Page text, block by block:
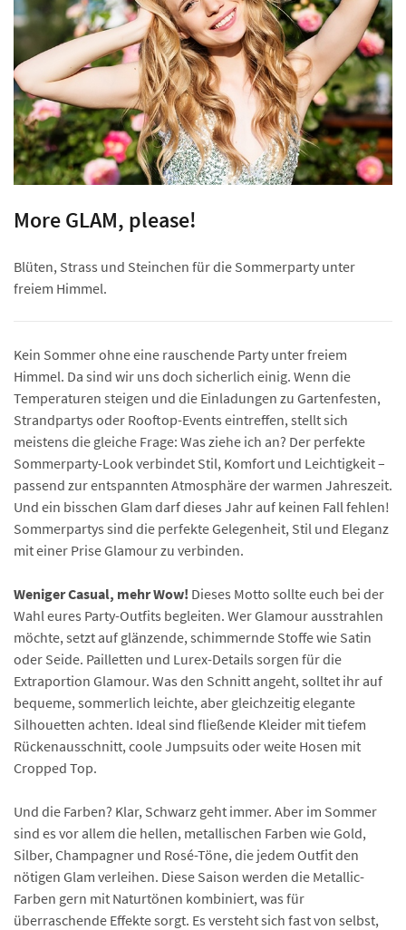
More GLAM, please!
Blüten, Strass und Steinchen für die Sommerparty unter
freiem Himmel.
Kein Sommer ohne eine rauschende Party unter freiem
Himmel. Da sind wir uns doch sicherlich einig. Wenn die
Temperaturen steigen und die Einladungen zu Gartenfesten,
Strandpartys oder Rooftop-Events eintreffen, stellt sich
meistens die gleiche Frage: Was ziehe ich an? Der perfekte
Sommerparty-Look verbindet Stil, Komfort und Leichtigkeit –
passend zur entspannten Atmosphäre der warmen Jahreszeit.
Und ein bisschen Glam darf dieses Jahr auf keinen Fall fehlen!
Sommerpartys sind die perfekte Gelegenheit, Stil und Eleganz
mit einer Prise Glamour zu verbinden.
Weniger Casual, mehr Wow! Dieses Motto sollte euch bei der
Wahl eures Party-Outfits begleiten. Wer Glamour ausstrahlen
möchte, setzt auf glänzende, schimmernde Stoffe wie Satin
oder Seide. Pailletten und Lurex-Details sorgen für die
Extraportion Glamour. Was den Schnitt angeht, solltet ihr auf
bequeme, sommerlich leichte, aber gleichzeitig elegante
Silhouetten achten. Ideal sind fließende Kleider mit tiefem
Rückenausschnitt, coole Jumpsuits oder weite Hosen mit
Cropped Top.
Und die Farben? Klar, Schwarz geht immer. Aber im Sommer
sind es vor allem die hellen, metallischen Farben wie Gold,
Silber, Champagner und Rosé-Töne, die jedem Outfit den
nötigen Glam verleihen. Diese Saison werden die Metallic-
Farben gern mit Naturtönen kombiniert, was für
überraschende Effekte sorgt. Es versteht sich fast von selbst,